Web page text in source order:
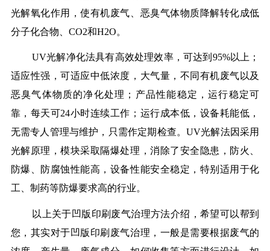
光解氧化作用，使有机废气、恶臭气体物质降解转化成低
分子化合物、CO2和H2O。
UV光解净化法具有高效处理效率，可达到95%以上；
适应性强，可适应中低浓度，大气量，不同有机废气以及
恶臭气体物质的净化处理；产品性能稳定，运行稳定可
靠，每天可24小时连续工作；运行成本低，设备耗能低，
无需专人管理与维护，只需作定期检查。UV光解法因采用
光解原理，模块采取隔爆处理，消除了安全隐患，防火、
防爆、防腐蚀性能高，设备性能安全稳定，特别适用于化
工、制药等防爆要求高的行业。
以上关于凹版印刷废气治理方法介绍，希望可以帮到
您，其实对于凹版印刷废气治理，一般是需要根据废气的